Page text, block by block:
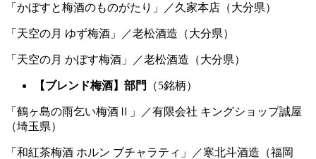
「かぼすと梅酒のものがたり」／久家本店（大分県）
「天空の月 ゆず梅酒」／老松酒造（大分県）
「天空の月 かぼす梅酒」／老松酒造（大分県）
【ブレンド梅酒】部門 （5銘柄）
「鶴ヶ島の雨乞い梅酒Ⅱ」／有限会社 キングショップ誠屋
（埼玉県）
「和紅茶梅酒 ホルン ブチャラティ」／寒北斗酒造（福岡